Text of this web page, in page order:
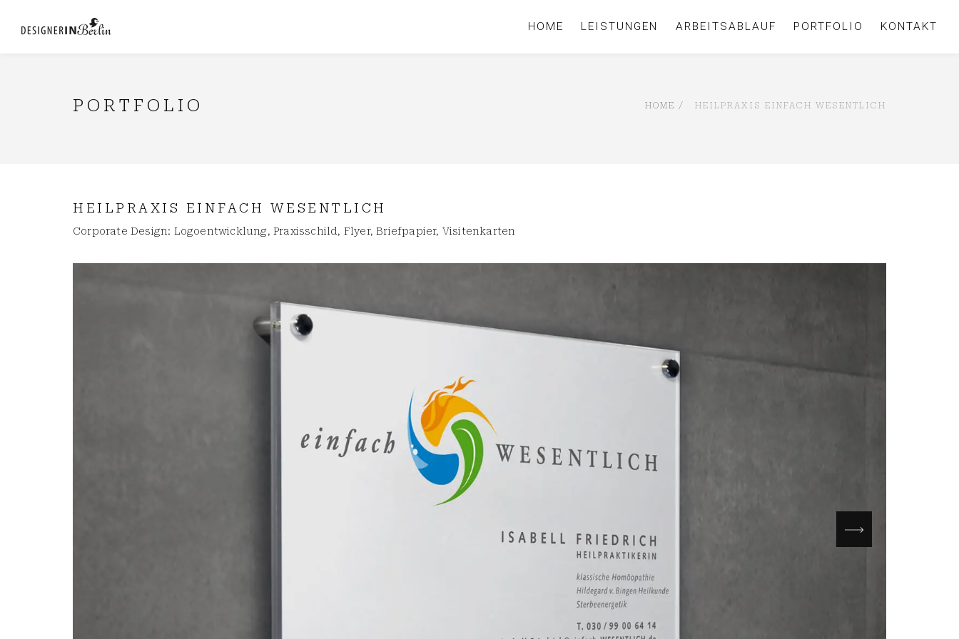
HOME LEISTUNGEN ARBEITSABLAUF PORTFOLIO KONTAKT
PORTFOLIO HOME HEILPRAXIS EINFACH WESENTLICH
HEILPRAXIS EINFACH WESENTLICH
Corporate Design: Logoentwicklung, Praxisschild, Flyer, Briefpapier, Visitenkarten